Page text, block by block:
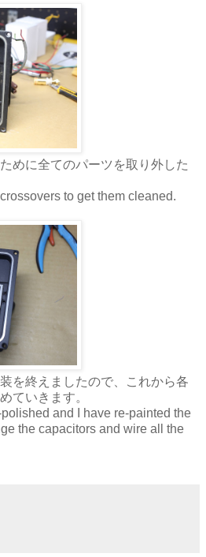
めに全てのパーツを取り外した
to get them cleaned.
を終えましたので、これから各
ていきます。
and I have re-painted the
the capacitors and wire all the